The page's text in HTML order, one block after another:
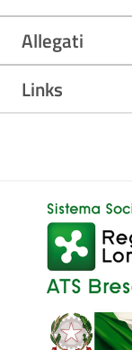
Allegati
Links